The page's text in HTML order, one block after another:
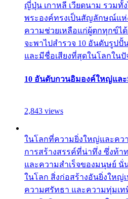
ญี่ปุ่น เกาหลี เวียดนาม รวมทั้
พระองค์ทรงเป็นสัญลักษณ์แห่
ความช่วยเหลือแก่ผู้ตกทุกข์ได้
จะพาไปสำรวจ 10 อันดับรูป
และมีชื่อเสียงที่สุดในโลกใน
10 อันดับกวนอิมองค์ใหญ่แล
2,843 views
ในโลกที่ความยิ่งใหญ่และคว
การสร้างสรรค์ที่น่าทึ่ง ซึ่งท้า
และความสำเร็จของมนุษย์
ในโลก สิ่งก่อสร้างอันยิ่งใหญ่
ความศรัทธา และความทุ่มเ